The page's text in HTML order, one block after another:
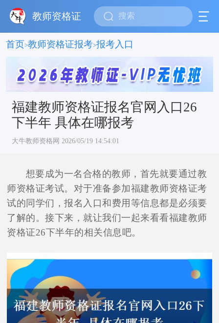
教师资格证
首页>教师资格证报考>报考入口
福建教师资格证报名官网入口26
下半年 具体在哪报考
大牛教师资格网 2026/05/19 14:54:01
想要成为一名合格的教师，首先就要通过教
师资格证考试。对于准备参加福建教师资格证考
试的同学们，报名入口和费用等信息都是必须要
了解的。接下来，就让我们一起来看看福建教师
资格证26下半年的相关信息吧。